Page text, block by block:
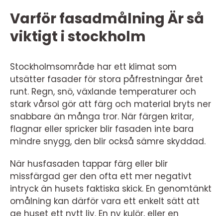
Varför fasadmålning Är så
viktigt i stockholm
Stockholmsområde har ett klimat som
utsätter fasader för stora påfrestningar året
runt. Regn, snö, växlande temperaturer och
stark vårsol gör att färg och material bryts ner
snabbare än många tror. När färgen kritar,
flagnar eller spricker blir fasaden inte bara
mindre snygg, den blir också sämre skyddad.
När husfasaden tappar färg eller blir
missfärgad ger den ofta ett mer negativt
intryck än husets faktiska skick. En genomtänkt
omålning kan därför vara ett enkelt sätt att
ge huset ett nytt liv. En ny kulör, eller en